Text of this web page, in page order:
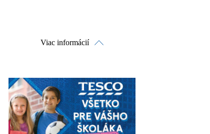
Viac informácií
Pozrieť online